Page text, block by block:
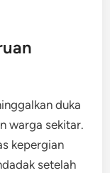
duka
warga sekitar.
kepergian
setelah